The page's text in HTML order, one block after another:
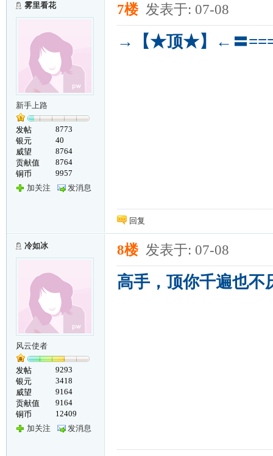
雾里看花
新手上路
发帖
8773
银元
40
威望
8764
贡献值
8764
铜币
9957
加关注
发消息
7楼 发表于: 07-08
→【★顶★】←〓
回复
冷如冰
风云使者
发帖
9293
银元
3418
威望
9164
贡献值
9164
铜币
12409
加关注
发消息
8楼 发表于: 07-08
高手，顶你千遍也不